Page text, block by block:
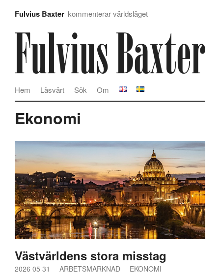
Fulvius Baxter kommenterar världsläget
Om
Sök
Läsvärt
Hem
Ekonomi
Västvärldens stora misstag
2026 05 31 ARBETSMARKNAD EKONOMI